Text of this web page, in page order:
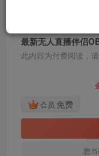
此内容为付费阅读，
会员 免费
您